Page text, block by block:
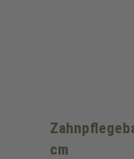
cm